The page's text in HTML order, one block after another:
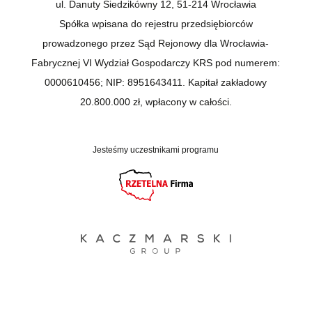
ul. Danuty Siedzikówny 12, 51-214 Wrocławia
Spółka wpisana do rejestru przedsiębiorców
prowadzonego przez Sąd Rejonowy dla Wrocławia-
Fabrycznej VI Wydział Gospodarczy KRS pod numerem:
0000610456; NIP: 8951643411. Kapitał zakładowy
20.800.000 zł, wpłacony w całości.
Jesteśmy uczestnikami programu